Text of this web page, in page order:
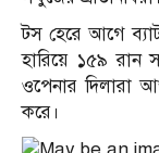
টস হেরে আগে
হারিয়ে ১৫৯ রান
ওপেনার দিলারা
করে।